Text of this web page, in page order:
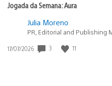
Jogada da Semana: Aura
Julia Moreno
PR, Editorial and Publishing
Data
17/07/2026 3 11